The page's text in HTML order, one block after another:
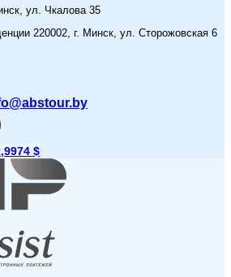
ул. Чкалова 35
220002, г. Минск, ул. Сторожовская 6
$